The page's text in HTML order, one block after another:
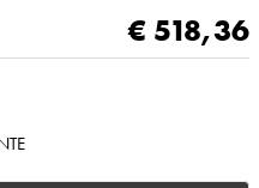
€ 518,36